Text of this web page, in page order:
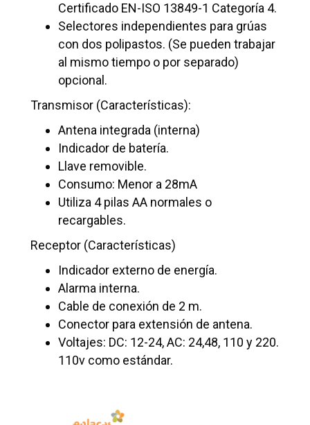
Certificado EN-ISO 13849-1 Categoría 4.
Selectores independientes para grúas
con dos polipastos. (Se pueden trabajar
al mismo tiempo o por separado)
opcional.
Transmisor (Características):
Antena integrada (interna)
Indicador de batería.
Llave removible.
Consumo: Menor a 28mA
Utiliza 4 pilas AA normales o
recargables.
Receptor (Características)
Indicador externo de energía.
Alarma interna.
Cable de conexión de 2 m.
Conector para extensión de antena.
Voltajes: DC: 12-24, AC: 24,48, 110 y 220.
110v como estándar.